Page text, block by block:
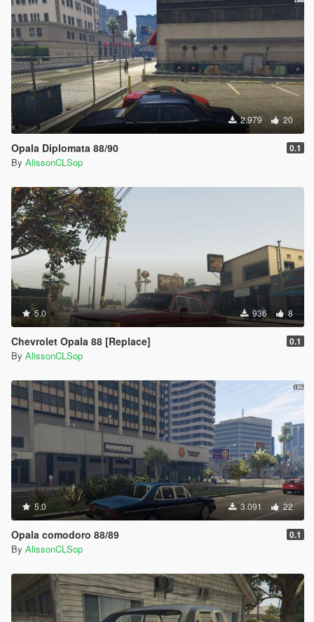
2.979 20
Opala Diplomata 88/90 0.1
By AlissonCLSop
5.0 936 8
Chevrolet Opala 88 [Replace] 0.1
By AlissonCLSop
5.0 3.091 22
Opala comodoro 88/89 0.1
By AlissonCLSop